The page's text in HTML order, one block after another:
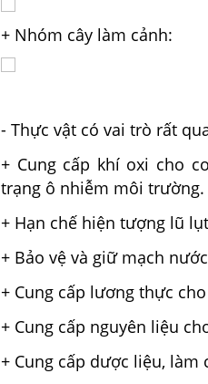
+ Nhóm cây làm cảnh:
- Thực vật có vai trò rất
+ Cung cấp khí oxi cho
trạng ô nhiễm môi trường.
+ Hạn chế hiện tượng lũ
+ Bảo vệ và giữ mạch
+ Cung cấp lương thực
+ Cung cấp nguyên liệu
+ Cung cấp dược liệu, làm